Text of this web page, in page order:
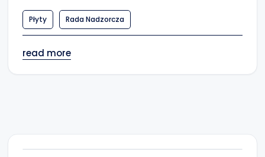
Płyty Rada Nadzorcza
read more